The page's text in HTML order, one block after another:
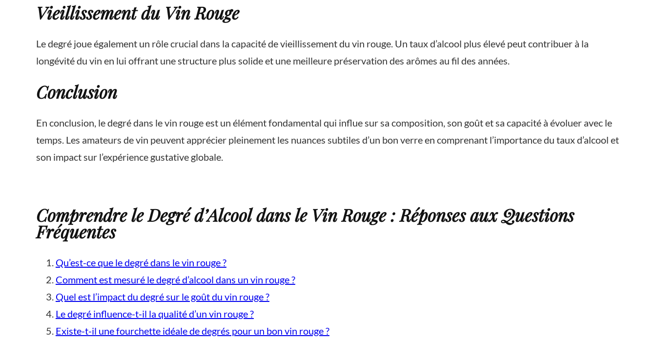
Vieillissement du Vin Rouge
Le degré joue également un rôle crucial dans la capacité de vieillissement du vin rouge. Un taux d’alcool plus élevé peut contribuer à la
longévité du vin en lui offrant une structure plus solide et une meilleure préservation des arômes au fil des années.
Conclusion
En conclusion, le degré dans le vin rouge est un élément fondamental qui influe sur sa composition, son goût et sa capacité à évoluer avec le
temps. Les amateurs de vin peuvent apprécier pleinement les nuances subtiles d’un bon verre en comprenant l’importance du taux d’alcool et
son impact sur l’expérience gustative globale.
Comprendre le Degré d’Alcool dans le Vin Rouge : Réponses aux Questions
Fréquentes
Qu’est-ce que le degré dans le vin rouge ?
Comment est mesuré le degré d’alcool dans un vin rouge ?
Quel est l’impact du degré sur le goût du vin rouge ?
Le degré influence-t-il la qualité d’un vin rouge ?
Existe-t-il une fourchette idéale de degrés pour un bon vin rouge ?